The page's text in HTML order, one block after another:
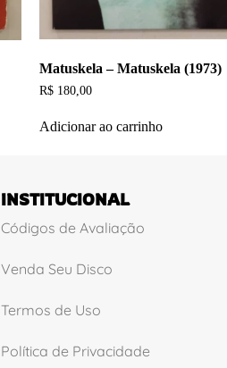
Matuskela – Matuskela (1973)
R$ 180,00
Adicionar ao carrinho
INSTITUCIONAL
Códigos de Avaliação
Venda Seu Disco
Termos de Uso
Política de Privacidade